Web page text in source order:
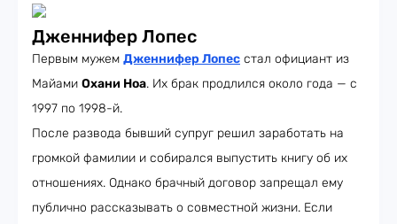
Дженнифер Лопес
Первым мужем Дженнифер Лопес стал официант из
Майами Охани Ноа. Их брак продлился около года — с
1997 по 1998-й.
После развода бывший супруг решил заработать на
громкой фамилии и собирался выпустить книгу об их
отношениях. Однако брачный договор запрещал ему
публично рассказывать о совместной жизни. Если